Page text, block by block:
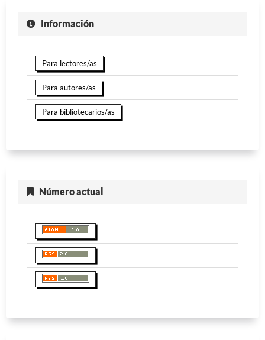
Información
Para lectores/as
Para autores/as
Para bibliotecarios/as
Número actual